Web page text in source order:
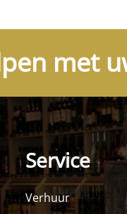
met
Service
Verhuur